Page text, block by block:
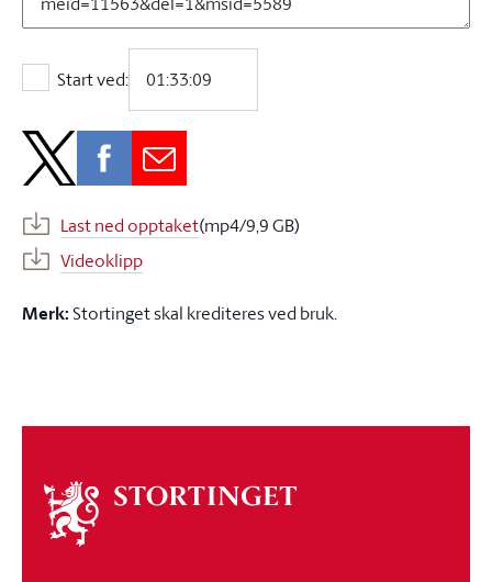
Start ved:
Start ved:
Last ned opptaket(mp4/9,9 GB)
Videoklipp
Merk:Stortinget skal krediteres ved bruk.
Om
stortinget